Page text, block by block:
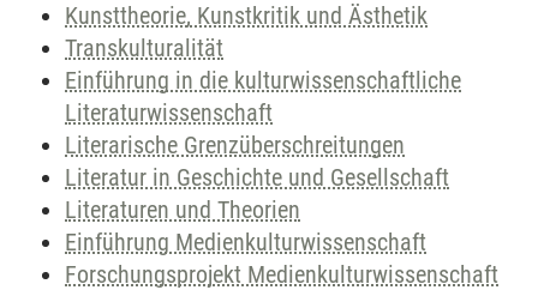
Kunsttheorie, Kunstkritik und Ästhetik
Transkulturalität
Einführung in die kulturwissenschaftliche
Literaturwissenschaft
Literarische Grenzüberschreitungen
Literatur in Geschichte und Gesellschaft
Literaturen und Theorien
Einführung Medienkulturwissenschaft
Forschungsprojekt Medienkulturwissenschaft